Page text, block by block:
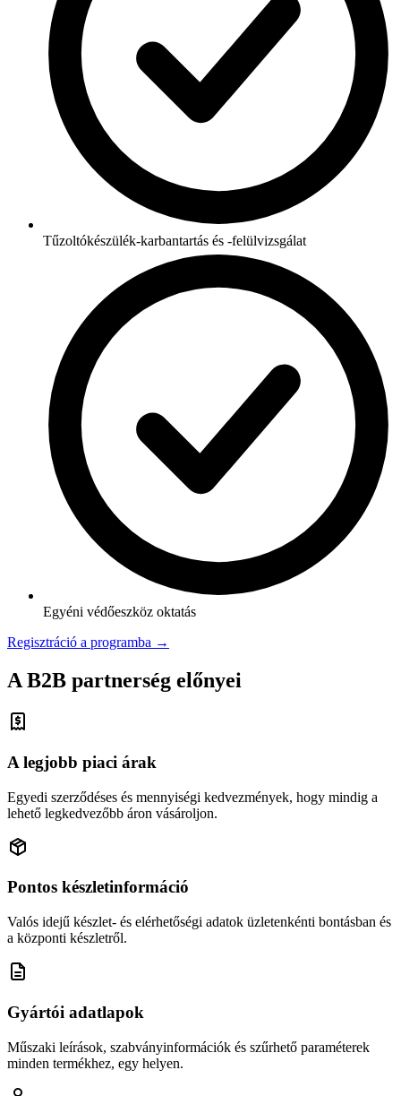
Tűzoltókészülék-karbantartás és -felülvizsgálat
Egyéni védőeszköz oktatás
Regisztráció a programba →
A B2B partnerség előnyei
A legjobb piaci árak
Egyedi szerződéses és mennyiségi kedvezmények, hogy mindig a
lehető legkedvezőbb áron vásároljon.
Pontos készletinformáció
Valós idejű készlet- és elérhetőségi adatok üzletenkénti bontásban és
a központi készletről.
Gyártói adatlapok
Műszaki leírások, szabványinformációk és szűrhető paraméterek
minden termékhez, egy helyen.